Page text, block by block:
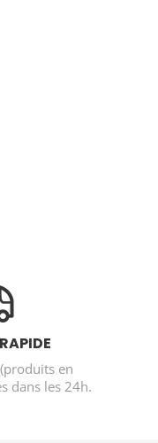
en
dans les 24h.